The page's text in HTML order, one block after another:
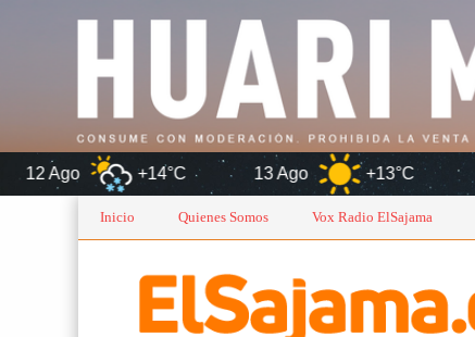
+14°C 13 Ago +13°C Oruro
Inicio Quienes Somos Vox Radio ElSajama